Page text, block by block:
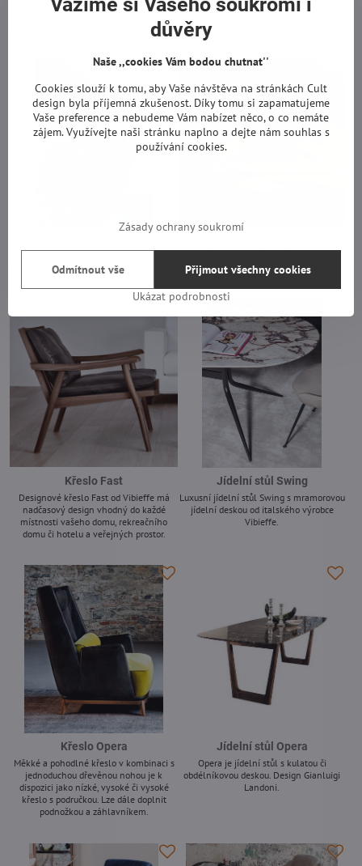
souprva Opera od italské špičkové
sedací souprva Altopiano od italské
špičkové společnosti Vibieffe.
Vibieffe.
prémiového italského výrobce Vibieffe.
Křeslo Fast
Designové křeslo Fast od Vibieffe má
nadčasový design vhodný do každé
místnosti vašeho domu, rekreačního
domu či hotelu a veřejných prostor.
Jídelní stůl Swing
Luxusní jídelní stůl Swing s mramorovou
jídelní deskou od italského výrobce
Vibieffe.
Křeslo Opera
Měkké a pohodlné křeslo v kombinaci s
jednoduchou dřevěnou nohou je k
dispozici jako nízké, vysoké či vysoké
křeslo s područkou. Lze dále doplnit
podnožkou a záhlavníkem.
Jídelní stůl Opera
Opera je jídelní stůl s kulatou či
obdélníkovou deskou. Design Gianluigi
Landoni.
důvěry
Naše ,,cookies Vám bodou chutnat''
Cookies slouží k tomu, aby Vaše návštěva na stránkách Cult
design byla příjemná zkušenost. Díky tomu si zapamatujeme
Vaše preference a nebudeme Vám nabízet něco, o co nemáte
zájem. Využívejte naši stránku naplno a dejte nám souhlas s
používání cookies.
Zásady ochrany soukromí
Ukázat podrobnosti
Přijmout všechny cookies
Odmítnout vše